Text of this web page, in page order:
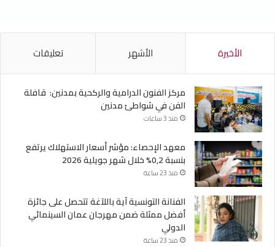
الأخيرة الأشهر تعليقات
مركز الفنون الدرامية والركحية بمدنين: قافلة
الفن في شواطئ مدنين
منذ 3 ساعات
معهد الإحصاء: مؤشر أسعار الاستهلاك يرتفع
بنسبة 0,2% خلال شهر جويلية 2026
منذ 23 ساعة
الفنانة التونسية آية باللآغة تتحصل على جائزة
أفضل ممثلة ضمن مهرجان عمان السينمائي
الدولي
منذ 23 ساعة